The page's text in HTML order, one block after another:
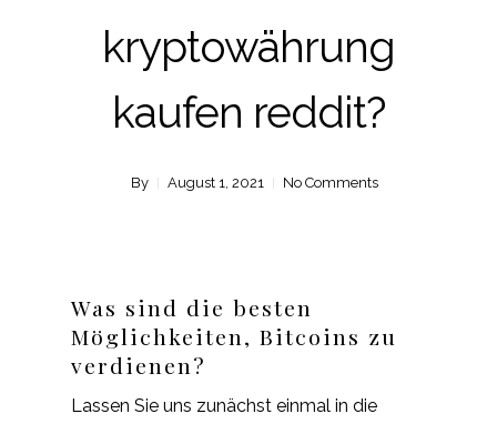
kryptowährung
kaufen reddit?
By August 1, 2021 No Comments
Was sind die besten
Möglichkeiten, Bitcoins zu
verdienen?
Lassen Sie uns zunächst einmal in die